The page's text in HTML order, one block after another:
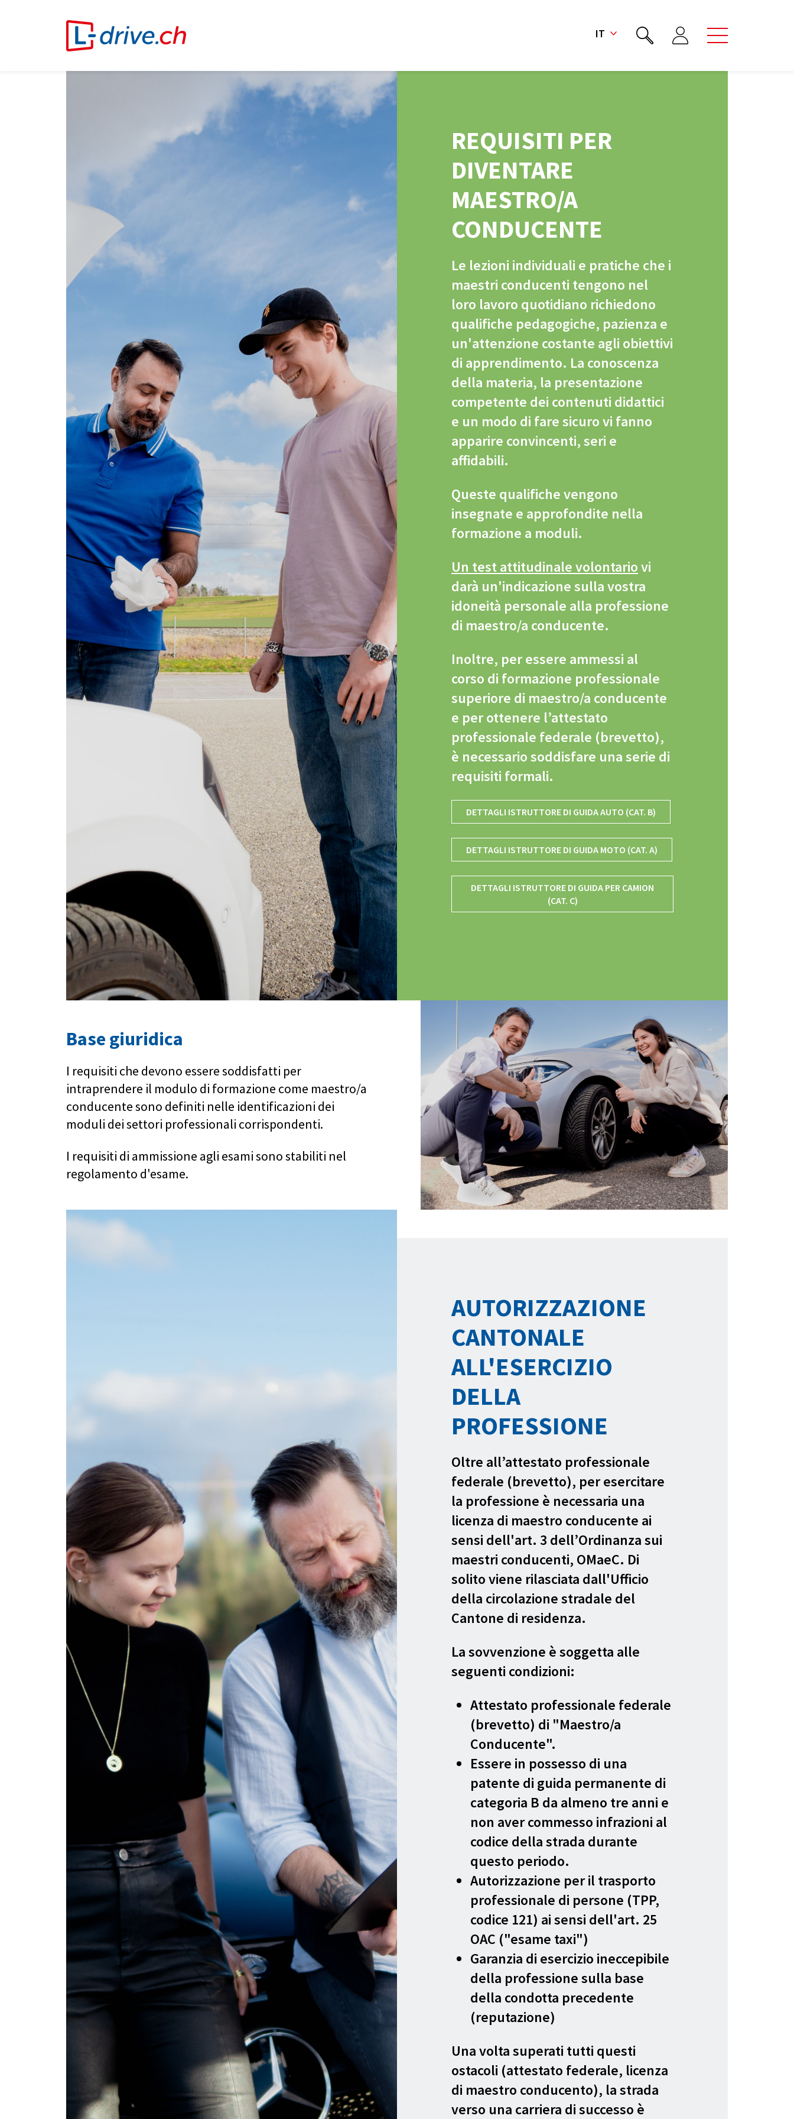
IT
REQUISITI PER
DIVENTARE
MAESTRO/A
CONDUCENTE
Le lezioni individuali e pratiche che i
maestri conducenti tengono nel
loro lavoro quotidiano richiedono
qualifiche pedagogiche, pazienza e
un'attenzione costante agli obiettivi
di apprendimento. La conoscenza
della materia, la presentazione
competente dei contenuti didattici
e un modo di fare sicuro vi fanno
apparire convincenti, seri e
affidabili.
Queste qualifiche vengono
insegnate e approfondite nella
formazione a moduli.
Un test attitudinale volontariovi
darà un'indicazione sulla vostra
idoneità personale alla professione
di maestro/a conducente.
Inoltre, per essere ammessi al
corso di formazione professionale
superiore di maestro/a conducente
e per ottenere l’attestato
professionale federale (brevetto),
è necessario soddisfare una serie di
requisiti formali.
DETTAGLI ISTRUTTORE DI GUIDA AUTO (CAT. B)
DETTAGLI ISTRUTTORE DI GUIDA MOTO (CAT. A)
DETTAGLI ISTRUTTORE DI GUIDA PER CAMION
(CAT. C)
Base giuridica
I requisiti che devono essere soddisfatti per
intraprendere il modulo di formazione come maestro/a
conducente sono definiti nelle identificazioni dei
moduli dei settori professionali corrispondenti.
I requisiti di ammissione agli esami sono stabiliti nel
regolamento d'esame.
AUTORIZZAZIONE
CANTONALE
ALL'ESERCIZIO
DELLA
PROFESSIONE
Oltre all’attestato professionale
federale (brevetto), per esercitare
la professione è necessaria una
licenza di maestro conducente ai
sensi dell'art. 3 dell’Ordinanza sui
maestri conducenti, OMaeC. Di
solito viene rilasciata dall'Ufficio
della circolazione stradale del
Cantone di residenza.
La sovvenzione è soggetta alle
seguenti condizioni:
Attestato professionale federale
(brevetto) di "Maestro/a
Conducente".
Essere in possesso di una
patente di guida permanente di
categoria B da almeno tre anni e
non aver commesso infrazioni al
codice della strada durante
questo periodo.
Autorizzazione per il trasporto
professionale di persone (TPP,
codice 121) ai sensi dell'art. 25
OAC ("esame taxi")
Garanzia di esercizio ineccepibile
della professione sulla base
della condotta precedente
(reputazione)
Una volta superati tutti questi
ostacoli (attestato federale, licenza
di maestro conducento), la strada
verso una carriera di successo è